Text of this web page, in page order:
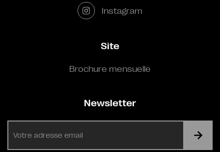
Instagram
Site
Brochure mensuelle
Newsletter